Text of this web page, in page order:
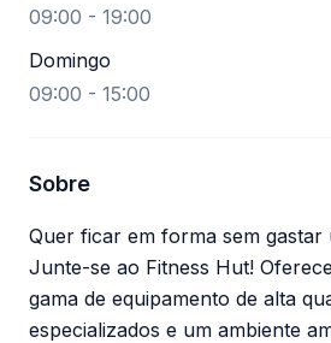
09:00 - 19:00
Domingo
09:00 - 15:00
Sobre
Quer ficar em forma sem gastar
Junte-se ao Fitness Hut!
gama de equipamento de alta
especializados e um ambiente